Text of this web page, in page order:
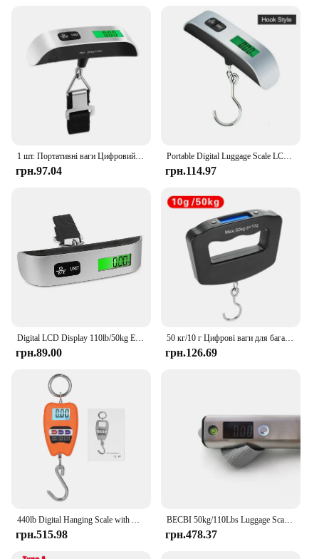
грн.97.04
Portable Digital Luggage Scale LCD Display 110lb/50kg Handheld Hanging Travel Baggage Electronic Scale Suitcase Weight Scales
грн.114.97
грн.89.00
50 кг/10 г Цифрові ваги для багажу Електронні портативні валізи Дорожні ваги з підсвічуванням Електронні дорожні підвісні ваги
грн.126.69
грн.515.98
BECBI 50kg/110Lbs Luggage Scale with Handy Bubble Level and Tape Measure For Traveler Electronic Balance Baggage Weight Scale
грн.478.37